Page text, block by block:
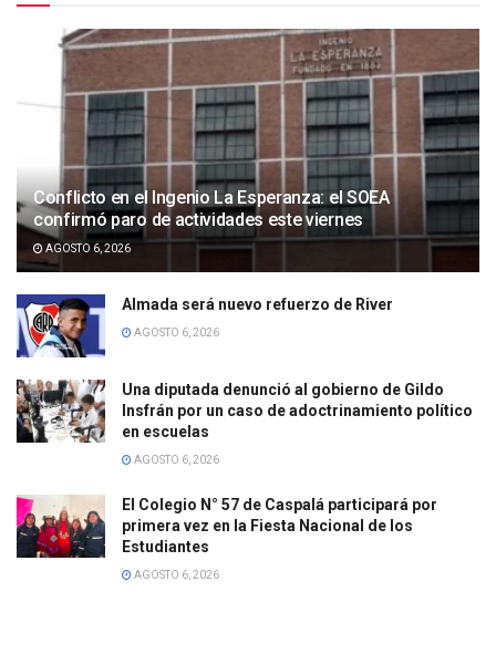
Conflicto en el Ingenio La Esperanza: el SOEA
confirmó paro de actividades este viernes
AGOSTO 6, 2026
Almada será nuevo refuerzo de River
AGOSTO 6, 2026
Una diputada denunció al gobierno de Gildo
Insfrán por un caso de adoctrinamiento político
en escuelas
AGOSTO 6, 2026
El Colegio N° 57 de Caspalá participará por
primera vez en la Fiesta Nacional de los
Estudiantes
AGOSTO 6, 2026